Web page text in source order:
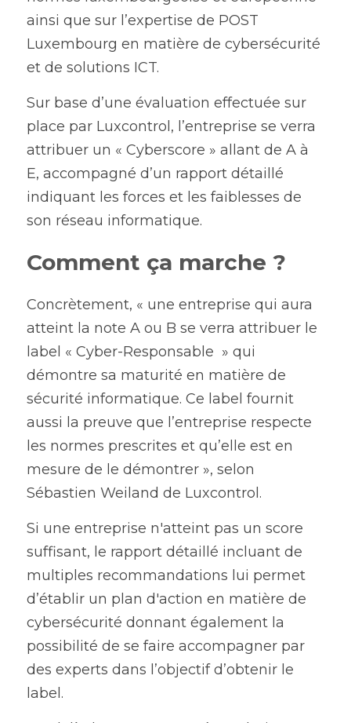
ainsi que sur l’expertise de POST
Luxembourg en matière de cybersécurité
et de solutions ICT.
Sur base d’une évaluation effectuée sur
place par Luxcontrol, l’entreprise se verra
attribuer un « Cyberscore » allant de A à
E, accompagné d’un rapport détaillé
indiquant les forces et les faiblesses de
son réseau informatique.
Comment ça marche ?
Concrètement, « une entreprise qui aura
atteint la note A ou B se verra attribuer le
label « Cyber-Responsable  » qui
démontre sa maturité en matière de
sécurité informatique. Ce label fournit
aussi la preuve que l’entreprise respecte
les normes prescrites et qu’elle est en
mesure de le démontrer », selon
Sébastien Weiland de Luxcontrol.
Si une entreprise n'atteint pas un score
suffisant, le rapport détaillé incluant de
multiples recommandations lui permet
d’établir un plan d'action en matière de
cybersécurité donnant également la
possibilité de se faire accompagner par
des experts dans l’objectif d’obtenir le
label.